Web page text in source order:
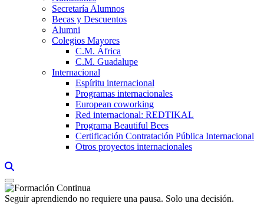
Secretaría Alumnos
Becas y Descuentos
Alumni
Colegios Mayores
C.M. África
C.M. Guadalupe
Internacional
Espíritu internacional
Programas internacionales
European coworking
Red internacional: REDTIKAL
Programa Beautiful Bees
Certificación Contratación Pública Internacional
Otros proyectos internacionales
Seguir aprendiendo no requiere una pausa. Solo una decisión.